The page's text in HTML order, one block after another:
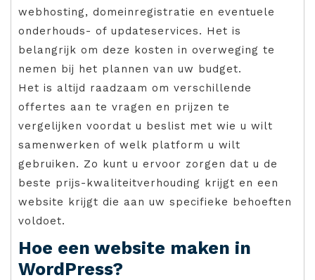
webhosting, domeinregistratie en eventuele
onderhouds- of updateservices. Het is
belangrijk om deze kosten in overweging te
nemen bij het plannen van uw budget.
Het is altijd raadzaam om verschillende
offertes aan te vragen en prijzen te
vergelijken voordat u beslist met wie u wilt
samenwerken of welk platform u wilt
gebruiken. Zo kunt u ervoor zorgen dat u de
beste prijs-kwaliteitverhouding krijgt en een
website krijgt die aan uw specifieke behoeften
voldoet.
Hoe een website maken in
WordPress?